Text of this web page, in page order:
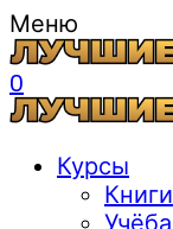
Меню
0
Курсы
Книги
Учёба